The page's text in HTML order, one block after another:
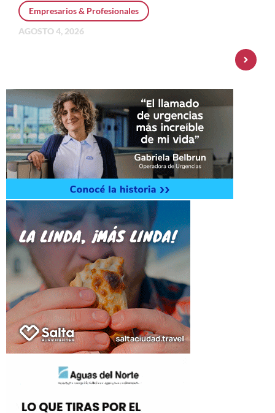
Empresarios & Profesionales
AGOSTO 4, 2026